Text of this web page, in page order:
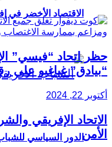
الاقتصاد الأخضر في
الدور السياسي
حظر اتحاد “فيسي”
“بيادق” غباغبو على
أكتوبر 22, 2024
الاتحاد الإفريقي
الأمن